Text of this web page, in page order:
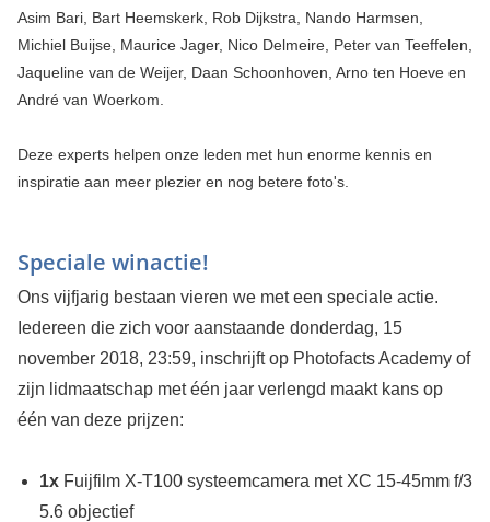
Asim Bari, Bart Heemskerk, Rob Dijkstra, Nando Harmsen,
Michiel Buijse, Maurice Jager, Nico Delmeire, Peter van Teeffelen,
Jaqueline van de Weijer, Daan Schoonhoven, Arno ten Hoeve en
André van Woerkom.
Deze experts helpen onze leden met hun enorme kennis en
inspiratie aan meer plezier en nog betere foto's.
Speciale winactie!
Ons vijfjarig bestaan vieren we met een speciale actie.
Iedereen die zich voor aanstaande donderdag, 15
november 2018, 23:59, inschrijft op Photofacts Academy of
zijn lidmaatschap met één jaar verlengd maakt kans op
één van deze prijzen:
1xFuijfilm X-T100 systeemcamera met XC 15-45mm f/
5.6 objectief